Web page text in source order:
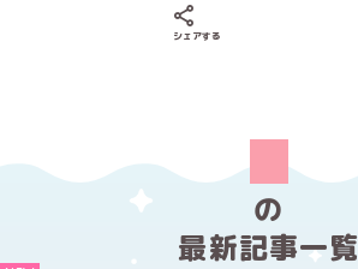
シェアする
の
最新記事一覧